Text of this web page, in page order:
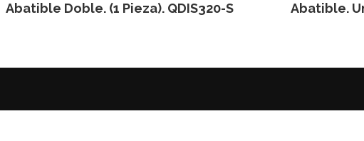
Abatible Doble. (1 Pieza). QDIS320-S
Abatible.